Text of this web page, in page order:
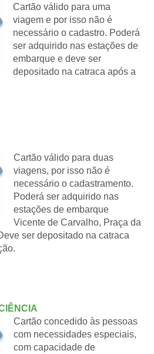
Cartão válido para uma
viagem e por isso não é
necessário o cadastro. Poderá
ser adquirido nas estações de
embarque e deve ser
depositado na catraca após a
Cartão válido para duas
viagens, por isso não é
necessário o cadastramento.
Poderá ser adquirido nas
estações de embarque
Vicente de Carvalho, Praça da
ser depositado na catraca
Cartão concedido às pessoas
com necessidades especiais,
com capacidade de